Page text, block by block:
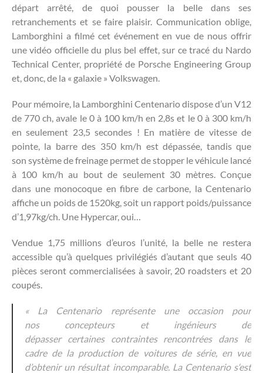
départ arrêté, de quoi pousser la belle dans ses
retranchements et se faire plaisir. Communication oblige,
Lamborghini a filmé cet événement en vue de nous offrir
une vidéo officielle du plus bel effet, sur ce tracé du Nardo
Technical Center, propriété de Porsche Engineering Group
et, donc, de la « galaxie » Volkswagen.
Pour mémoire, la Lamborghini Centenario dispose d’un V12
de 770 ch, avale le 0 à 100 km/h en 2,8s et le 0 à 300 km/h
en seulement 23,5 secondes ! En matière de vitesse de
pointe, la barre des 350 km/h est dépassée, tandis que
son système de freinage permet de stopper le véhicule lancé
à 100 km/h au bout de seulement 30 mètres. Conçue
dans une monocoque en fibre de carbone, la Centenario
affiche un poids de 1520kg, soit un rapport poids/puissance
d’1,97kg/ch. Une Hypercar, oui…
Vendue 1,75 millions d’euros l’unité, la belle ne restera
accessible qu’à quelques privilégiés d’autant que seuls 40
pièces seront commercialisées à savoir, 20 roadsters et 20
coupés.
« La Centenario représente une occasion
pour
nos concepteurs et ingénieurs
de
dépasser
certaines contraintes rencontrées dans le
cadre de la production de voitures de série, en vue
d’obtenir un résultat incomparable. La Centenario s‘est